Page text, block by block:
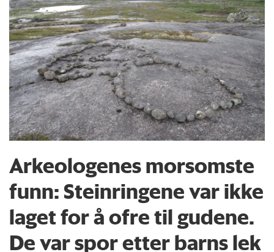
Arkeologenes morsomste
funn: Steinringene var ikke
laget for å ofre til gudene.
De var spor etter barns lek